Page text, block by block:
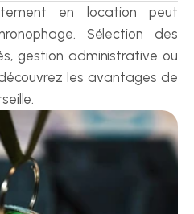
en location peut
Sélection des
gestion administrative ou
les avantages de